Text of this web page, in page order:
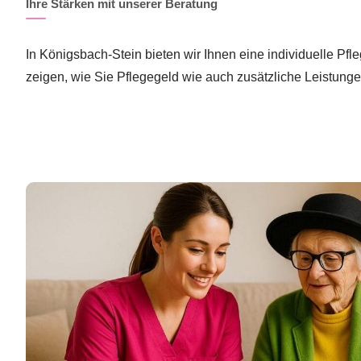
Ihre Stärken mit unserer Beratung
In Königsbach-Stein bieten wir Ihnen eine individuelle
zeigen, wie Sie Pflegegeld wie auch zusätzliche